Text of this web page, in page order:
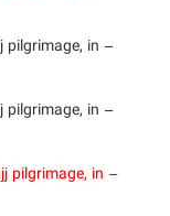
pilgrimage, in
pilgrimage, in
– The Message of Imam Khamenei on 2024 Hajj pilgrimage, in